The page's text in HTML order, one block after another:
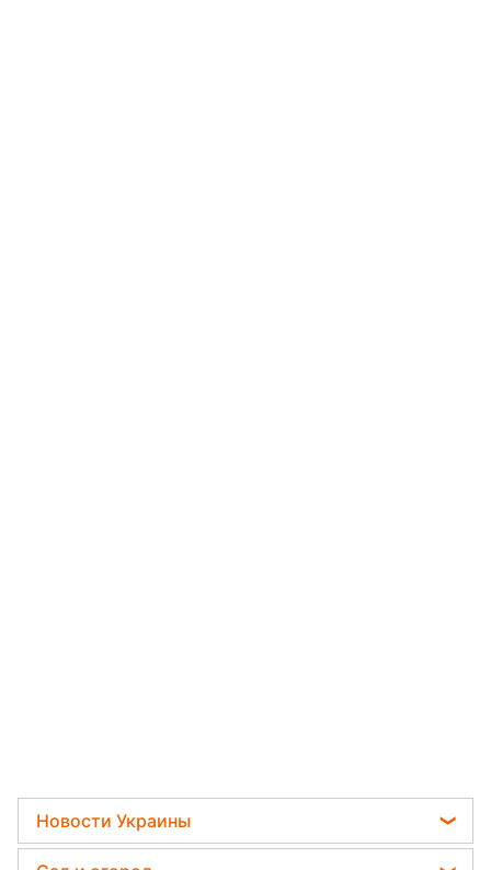
Новости Украины
Телеграм новости Украины